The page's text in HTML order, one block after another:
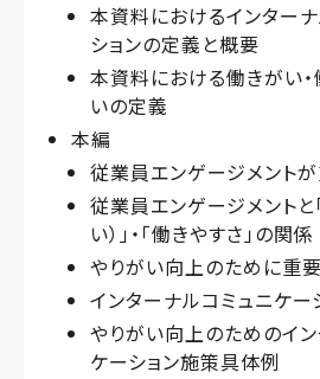
本資料におけるインター
ションの定義と概要
本資料における働きがい・
いの定義
本編
従業員エンゲージメント
従業員エンゲージメントと
い）」・「働きやすさ」の関係
やりがい向上のために重
インターナルコミュニケ
やりがい向上のためのイ
ケーション施策具体例